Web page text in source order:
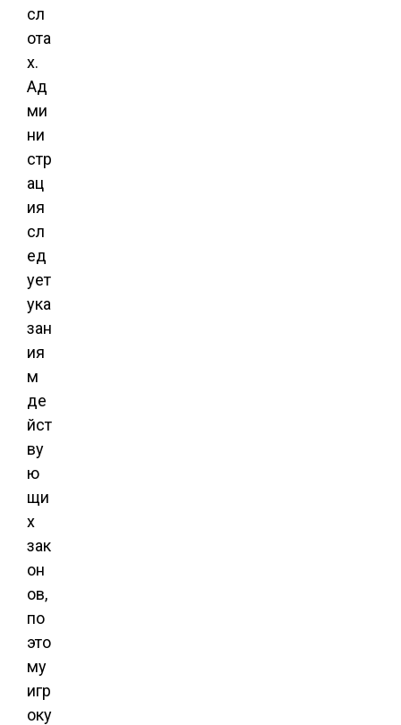
сл
ота
х.
Ад
ми
ни
стр
ац
ия
сл
ед
ует
ука
зан
ия
м
де
йст
ву
ю
щи
х
зак
он
ов,
по
это
му
игр
оку